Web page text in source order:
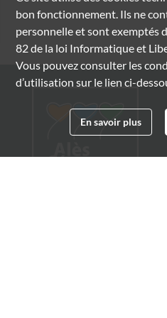
bon fonctionnement. Ils ne
personnelle et sont exemptés
82 de la loi Informatique et
Vous pouvez consulter les
d’utilisation sur le lien ci-
En savoir plus